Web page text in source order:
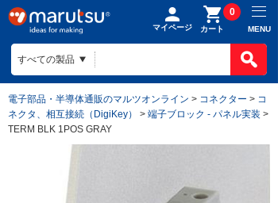
マイページ カート
0
MENU
電子部品・半導体通販のマルツオンライン > コネクター > コ
ネクタ、相互接続（DigiKey）
> 端子ブロック - パネル実装 >
TERM BLK 1POS GRAY